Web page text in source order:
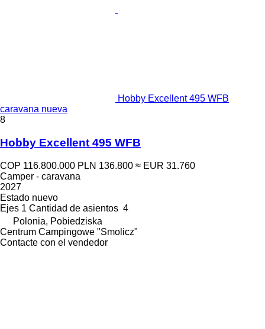
Hobby Excellent 495 WFB
caravana nueva
8
Hobby Excellent 495 WFB
COP 116.800.000 PLN 136.800 ≈ EUR 31.760
Camper - caravana
2027
Estado nuevo
Ejes 1 Cantidad de asientos 4
Polonia, Pobiedziska
Centrum Campingowe "Smolicz"
Contacte con el vendedor